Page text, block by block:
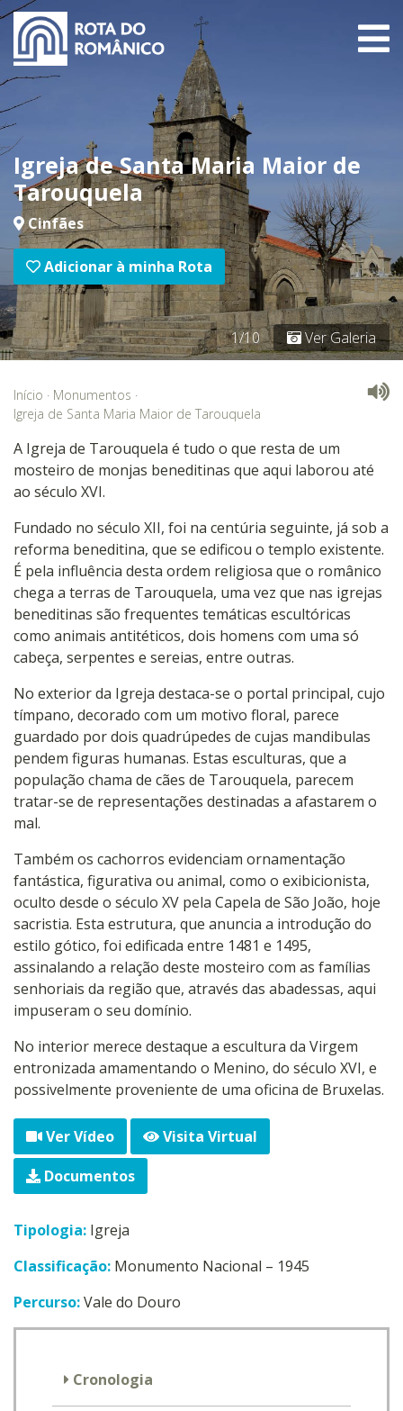
Igreja de Santa Maria Maior de
Tarouquela
Cinfães
Adicionar à minha Rota
1/10 Ver Galeria
Início · Monumentos ·
Igreja de Santa Maria Maior de Tarouquela
A Igreja de Tarouquela é tudo o que resta de um
mosteiro de monjas beneditinas que aqui laborou até
ao século XVI.
Fundado no século XII, foi na centúria seguinte, já sob a
reforma beneditina, que se edificou o templo existente.
É pela influência desta ordem religiosa que o românico
chega a terras de Tarouquela, uma vez que nas igrejas
beneditinas são frequentes temáticas escultóricas
como animais antitéticos, dois homens com uma só
cabeça, serpentes e sereias, entre outras.
No exterior da Igreja destaca-se o portal principal, cujo
tímpano, decorado com um motivo floral, parece
guardado por dois quadrúpedes de cujas mandibulas
pendem figuras humanas. Estas esculturas, que a
população chama de cães de Tarouquela, parecem
tratar-se de representações destinadas a afastarem o
mal.
Também os cachorros evidenciam ornamentação
fantástica, figurativa ou animal, como o exibicionista,
oculto desde o século XV pela Capela de São João, hoje
sacristia. Esta estrutura, que anuncia a introdução do
estilo gótico, foi edificada entre 1481 e 1495,
assinalando a relação deste mosteiro com as famílias
senhoriais da região que, através das abadessas, aqui
impuseram o seu domínio.
No interior merece destaque a escultura da Virgem
entronizada amamentando o Menino, do século XVI, e
possivelmente proveniente de uma oficina de Bruxelas.
Ver Vídeo
Visita Virtual
Documentos
Tipologia: Igreja
Classificação: Monumento Nacional – 1945
Percurso:Vale do Douro
Cronologia